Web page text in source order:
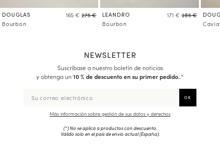
DOUGLAS 165 € 275 €
Bourbon
LEANDRO 171 € 285 €
Bourbon
NEWSLETTER
Suscríbase a nuestro boletín de noticias
y obtenga un 10 % de descuento en su primer pedido..*
Más información sobre gestión de sus datos y derechos
(*) No se aplica a productos con descuento.
Válido solo en el país de envío actual (España).